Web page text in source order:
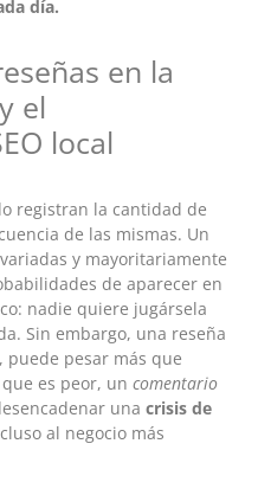
día.
en la
el
local
registran la cantidad de
de las mismas. Un
y mayoritariamente
de aparecer en
nadie quiere jugársela
Sin embargo, una reseña
puede pesar más que
es peor, un comentario
una crisis de
al negocio más